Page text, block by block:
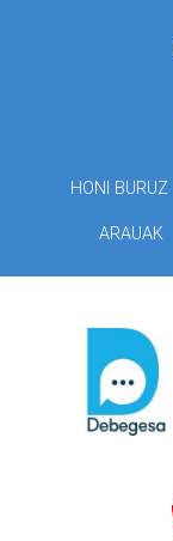
HONI BURUZ
ARAUAK